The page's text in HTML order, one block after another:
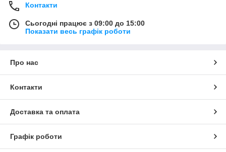
Контакти
Сьогодні працює з 09:00 до 15:00
Показати весь графік роботи
Про нас
Контакти
Доставка та оплата
Графік роботи